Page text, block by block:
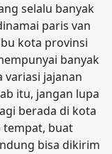
selalu banyak
paris van
kota provinsi
banyak
jajanan
itu, jangan lupa
berada di kota
tempat, buat
bisa dikirim